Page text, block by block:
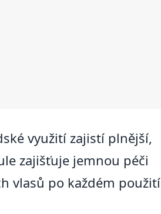
využití zajistí plnější,
zajišťuje jemnou péči
vlasů po každém použití